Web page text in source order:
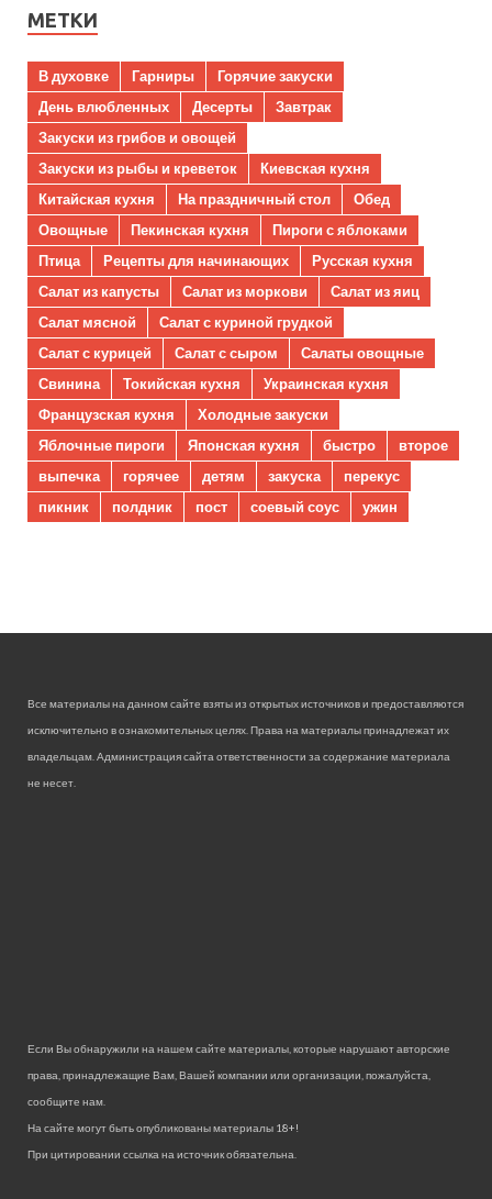
МЕТКИ
В духовке Гарниры
Горячие закуски
День влюбленных
Десерты
Завтрак
Закуски из грибов и овощей
Закуски из рыбы и креветок
Киевская кухня
Китайская кухня
На праздничный стол
Обед
Овощные
Пекинская кухня
Пироги с яблоками
Птица
Рецепты для начинающих
Русская кухня
Салат из капусты
Салат из моркови
Салат из яиц
Салат мясной
Салат с куриной грудкой
Салат с курицей
Салат с сыром
Салаты овощные
Свинина
Токийская кухня
Украинская кухня
Французская кухня
Холодные закуски
Яблочные пироги
Японская кухня быстро
второе
выпечка
горячее детям закуска
перекус
пикник
полдник пост соевый соус ужин
Все материалы на данном сайте взяты из открытых источников и предоставляются
исключительно в ознакомительных целях. Права на материалы принадлежат их
владельцам. Администрация сайта ответственности за содержание материала
не несет.
Если Вы обнаружили на нашем сайте материалы, которые нарушают авторские
права, принадлежащие Вам, Вашей компании или организации, пожалуйста,
сообщите нам.
На сайте могут быть опубликованы материалы 18+!
При цитировании ссылка на источник обязательна.